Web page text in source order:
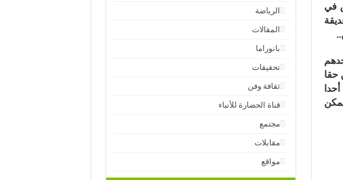
في
حقا
الرياضة
المقالات
بانوراما
تحقيقات
ثقافة وفن
قناة الحضارة للأنباء
مجتمع
مقابلات
مواقع